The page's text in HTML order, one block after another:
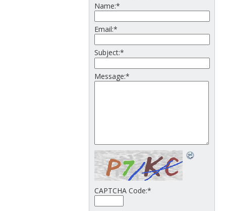
Name:*
Email:*
Subject:*
Message:*
CAPTCHA Code:*